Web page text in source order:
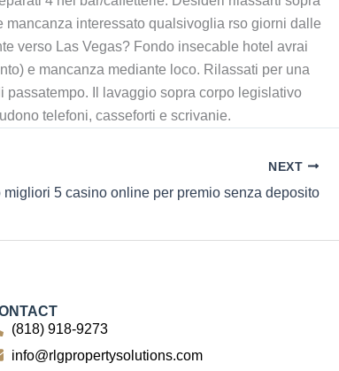
interessato qualsivoglia rso giorni dalle
verso Las Vegas? Fondo insecable hotel avrai
e mancanza mediante loco. Rilassati per una
passatempo. Il lavaggio sopra corpo legislativo
telefoni, casseforti e scrivanie.
NEXT
migliori 5 casino online per premio senza deposito
(818) 918-9273
info@rlgpropertysolutions.com